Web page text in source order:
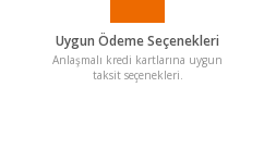
Uygun Ödeme Seçenekleri
Anlaşmalı kredi kartlarına uygun
taksit seçenekleri.